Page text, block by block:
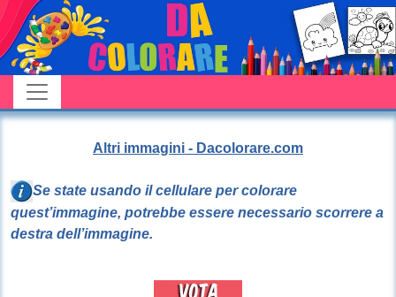
Altri immagini - Dacolorare.com
Se state usando il cellulare per colorare
quest’immagine, potrebbe essere necessario scorrere a
destra dell’immagine.